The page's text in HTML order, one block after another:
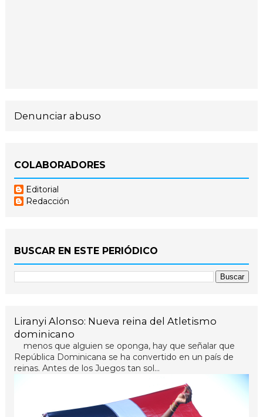
Denunciar abuso
COLABORADORES
Editorial
Redacción
BUSCAR EN ESTE PERIÓDICO
Liranyi Alonso: Nueva reina del Atletismo
dominicano
menos que alguien se oponga, hay que señalar que
República Dominicana se ha convertido en un país de
reinas. Antes de los Juegos tan sol...